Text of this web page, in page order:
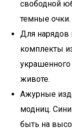
свободной
темные очки.
Для нарядов
комплекты
украшенного
животе.
Ажурные
модниц.
быть на